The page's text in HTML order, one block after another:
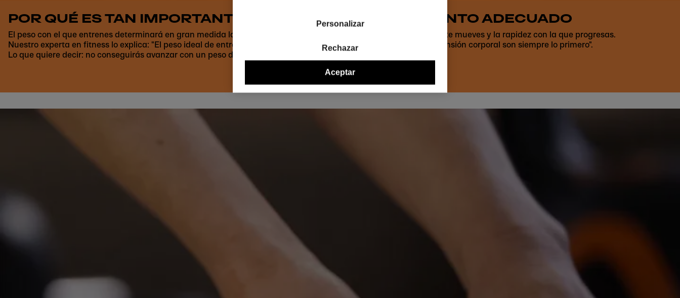
POR QUÉ ES TAN IMPORTANTE EL PESO DE ENTRENAMIENTO ADECUADO
El peso con el que entrenes determinará en gran medida la eficacia de tu entrenamiento, la seguridad con la que te mueves y la rapidez con la que progresas.
Nuestro experta en fitness lo explica: "El peso ideal de entrenamiento te reta sin sobreesforzarte. La técnica y la tensión corporal son siempre lo primero".
Lo que quiere decir: no conseguirás avanzar con un peso demasiado ligero o demasiado pesado.
Personalizar
Rechazar
Aceptar